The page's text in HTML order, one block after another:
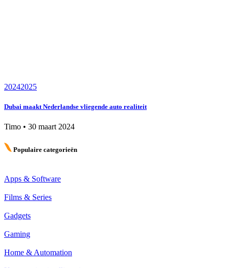
20242025
Dubai maakt Nederlandse vliegende auto realiteit
Timo • 30 maart 2024
Populaire categorieën
Apps & Software
Films & Series
Gadgets
Gaming
Home & Automation